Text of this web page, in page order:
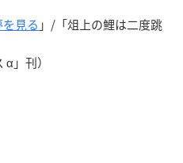
見る 」/「俎上の鯉は二度跳
」刊）